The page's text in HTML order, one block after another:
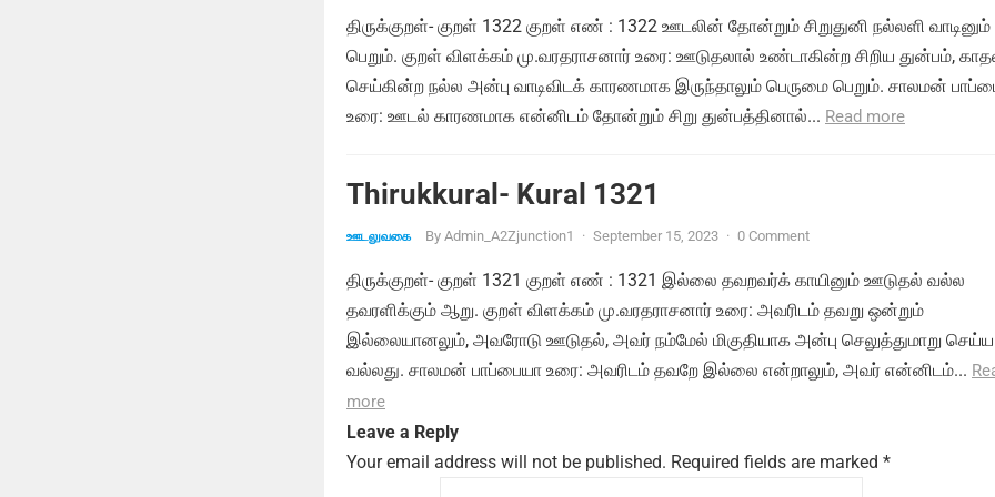
திருக்குறள்- குறள் 1322 குறள் எண் : 1322 ஊடலின் தோன்றும் சிறுதுனி நல்லளி வாடினும்
பெறும். குறள் விளக்கம் மு.வரதராசனார் உரை: ஊடுதலால் உண்டாகின்ற சிறிய துன்பம்,
செய்கின்ற நல்ல அன்பு வாடிவிடக் காரணமாக இருந்தாலும் பெருமை பெறும். சாலமன்
உரை: ஊடல் காரணமாக என்னிடம் தோன்றும் சிறு துன்பத்தினால்... Read more
Thirukkural- Kural 1321
ஊடலுவகை By Admin_A2Zjunction1 · September 15, 2023 · 0 Comment
திருக்குறள்- குறள் 1321 குறள் எண் : 1321 இல்லை தவறவர்க் காயினும் ஊடுதல் வல்ல
தவரளிக்கும் ஆறு. குறள் விளக்கம் மு.வரதராசனார் உரை: அவரிடம் தவறு ஒன்றும்
இல்லையானலும், அவரோடு ஊடுதல், அவர் நம்மேல் மிகுதியாக அன்பு செலுத்துமாறு செய்ய
வல்லது. சாலமன் பாப்பையா உரை: அவரிடம் தவறே இல்லை என்றாலும், அவர் என்னிடம்...
more
Leave a Reply
Your email address will not be published. Required fields are marked *